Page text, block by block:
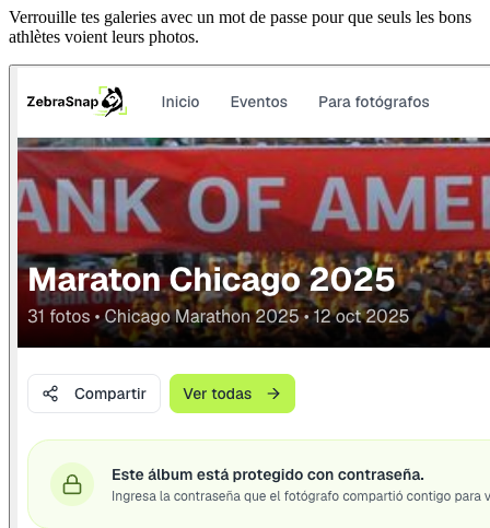
Verrouille tes galeries avec un mot de passe pour que seuls les bons
athlètes voient leurs photos.